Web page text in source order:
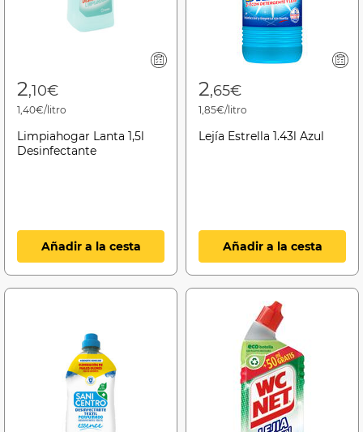
2,10€
1,40€/litro
Limpiahogar Lanta 1,5l
Desinfectante
Añadir a la cesta
2,65€
1,85€/litro
Lejía Estrella 1.43l Azul
Añadir a la cesta